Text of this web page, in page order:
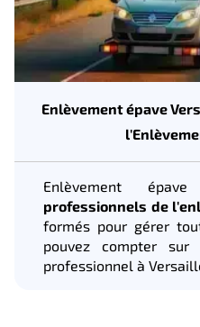
Enlèvement épave
Enlèvement
professionnels de
formés pour gérer
pouvez compter
professionnel à